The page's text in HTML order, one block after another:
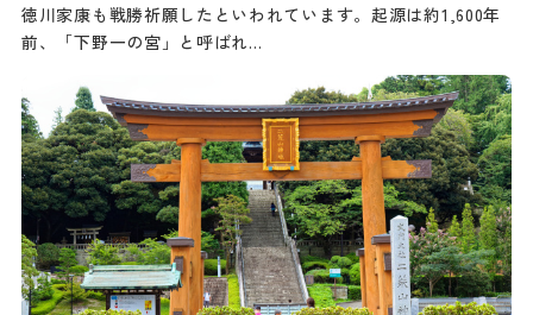
徳川家康も戦勝祈願したといわれています。起源は約1,600年
前、「下野一の宮」と呼ばれ…